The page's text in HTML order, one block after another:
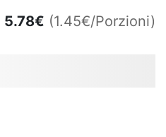
5.78€ (1.45€/Porzioni)